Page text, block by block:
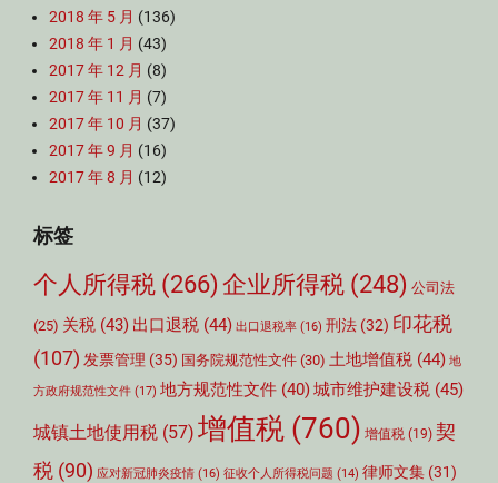
2018 年 5 月 (136)
2018 年 1 月 (43)
2017 年 12 月 (8)
2017 年 11 月 (7)
2017 年 10 月 (37)
2017 年 9 月 (16)
2017 年 8 月 (12)
标签
个人所得税 (266) 企业所得税 (248) 公司法
(25) 关税 (43) 出口退税 (44) 出口退税率 (16) 刑法 (32) 印花税
(107) 发票管理 (35) 国务院规范性文件 (30) 土地增值税 (44) 地
方政府规范性文件 (17) 地方规范性文件 (40)城市维护建设税 (45)
城镇土地使用税 (57) 增值税 (760) 增值税 (19) 契
税 (90) 应对新冠肺炎疫情 (16) 征收个人所得税问题 (14) 律师文集 (31)